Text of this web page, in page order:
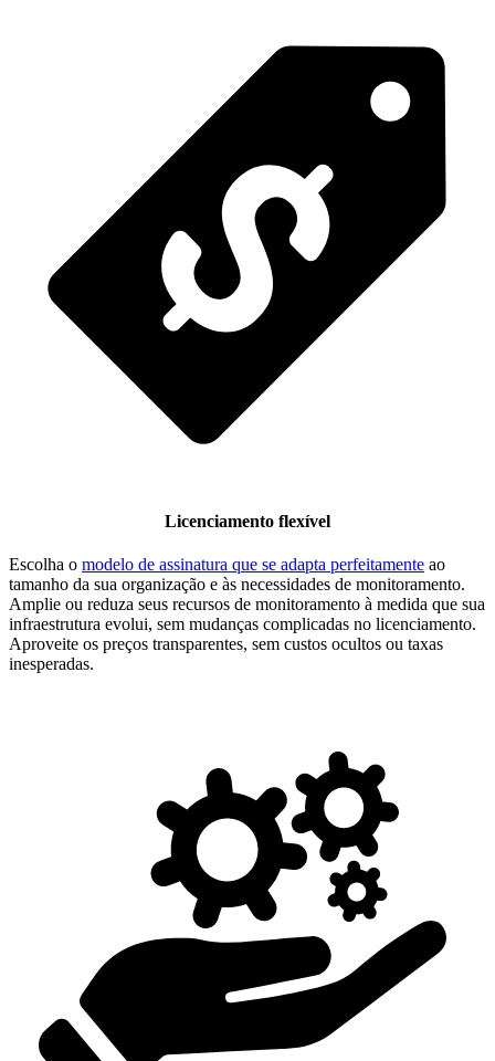
Licenciamento flexível
Escolha o modelo de assinatura que se adapta perfeitamente ao
tamanho da sua organização e às necessidades de monitoramento.
Amplie ou reduza seus recursos de monitoramento à medida que sua
infraestrutura evolui, sem mudanças complicadas no licenciamento.
Aproveite os preços transparentes, sem custos ocultos ou taxas
inesperadas.